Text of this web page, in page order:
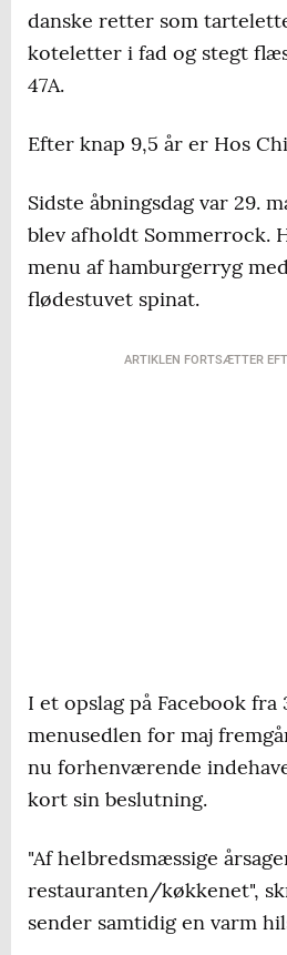
danske retter som
koteletter i fad og stegt
47A.
Efter knap 9,5 år er Hos
Sidste åbningsdag var 29.
blev afholdt Sommerrock.
menu af hamburgerryg
flødestuvet spinat.
ARTIKLEN FORTSÆTTER
I et opslag på Facebook fra
menusedlen for maj
nu forhenværende
kort sin beslutning.
"Af helbredsmæssige
restauranten/køkkenet",
sender samtidig en varm